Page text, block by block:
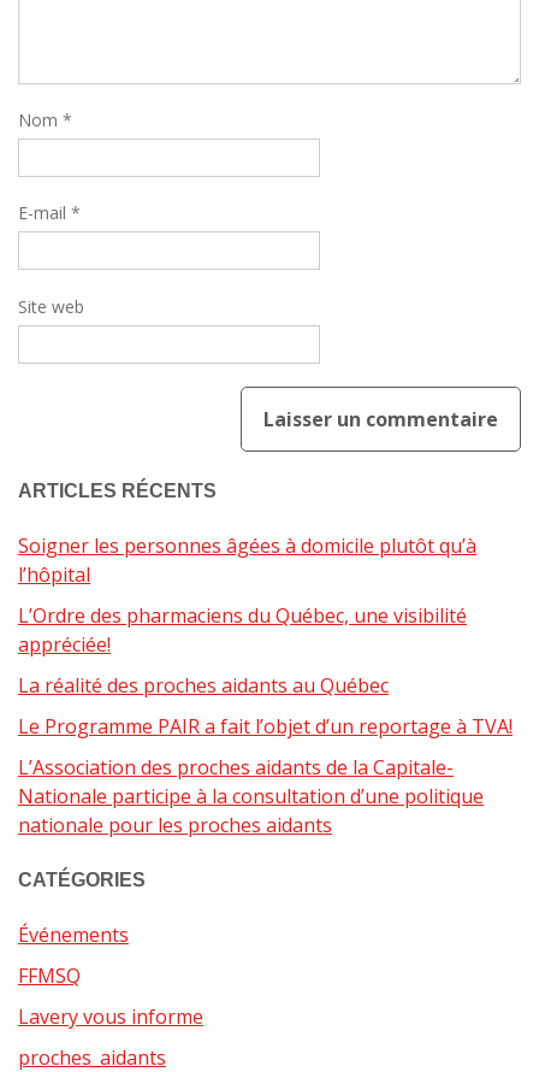
Nom *
E-mail *
Site web
ARTICLES RÉCENTS
Soigner les personnes âgées à domicile plutôt qu’à
l’hôpital
L’Ordre des pharmaciens du Québec, une visibilité
appréciée!
La réalité des proches aidants au Québec
Le Programme PAIR a fait l’objet d’un reportage à TVA!
L’Association des proches aidants de la Capitale-
Nationale participe à la consultation d’une politique
nationale pour les proches aidants
CATÉGORIES
Événements
FFMSQ
Lavery vous informe
proches_aidants